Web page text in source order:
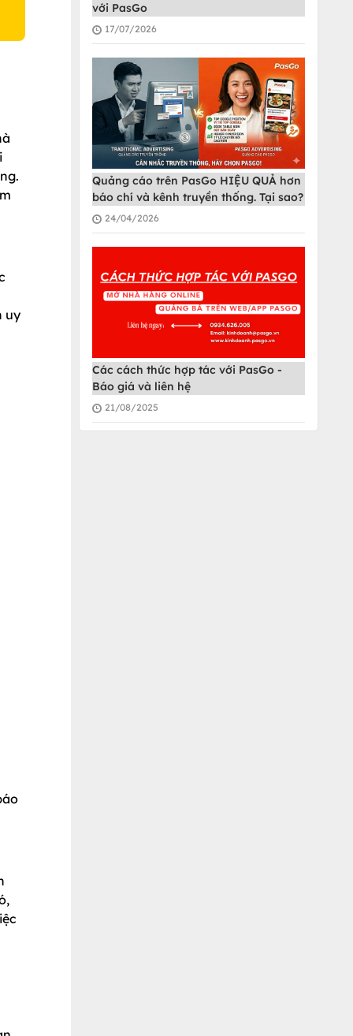
uy
với PasGo
17/07/2026
Quảng cáo trên PasGo HIỆU QUẢ hơn
báo chí và kênh truyền thống. Tại sao?
24/04/2026
Các cách thức hợp tác với PasGo -
Báo giá và liên hệ
21/08/2025